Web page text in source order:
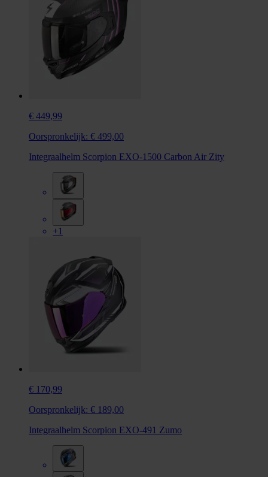
€ 449,99
Oorspronkelijk: € 499,00
Integraalhelm Scorpion EXO-1500 Carbon Air Zity
+1
€ 170,99
Oorspronkelijk: € 189,00
Integraalhelm Scorpion EXO-491 Zumo